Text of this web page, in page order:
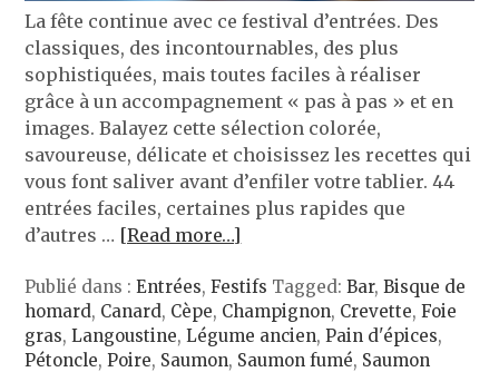
La fête continue avec ce festival d’entrées. Des
classiques, des incontournables, des plus
sophistiquées, mais toutes faciles à réaliser
grâce à un accompagnement « pas à pas » et en
images. Balayez cette sélection colorée,
savoureuse, délicate et choisissez les recettes qui
vous font saliver avant d’enfiler votre tablier. 44
entrées faciles, certaines plus rapides que
d’autres … [Read more…]
Publié dans :Entrées,Festifs Tagged:Bar,Bisque de
homard, Canard, Cèpe, Champignon, Crevette,Foie
gras,Langoustine,Légume ancien,Pain d'épices,
Pétoncle,Poire, Saumon, Saumon fumé, Saumon